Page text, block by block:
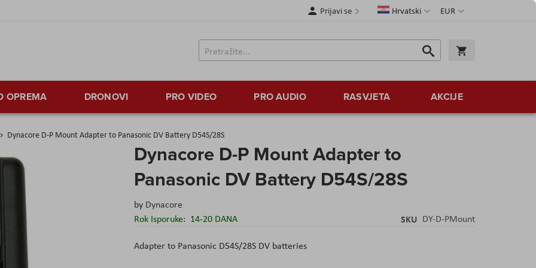
Valuta
EUR
JezikHrvatski
Prijavi se
Traži
Traži
OPREMA DRONOVI PRO VIDEO PRO AUDIO RASVJETA AKCIJE
Dynacore D-P Mount Adapter to Panasonic DV Battery D54S/28S
Dynacore D-P Mount Adapter to
Panasonic DV Battery D54S/28S
by Dynacore
Rok Isporuke: 14-20 DANA SKU DY-D-PMount
Adapter to Panasonic D54S/28S DV batteries